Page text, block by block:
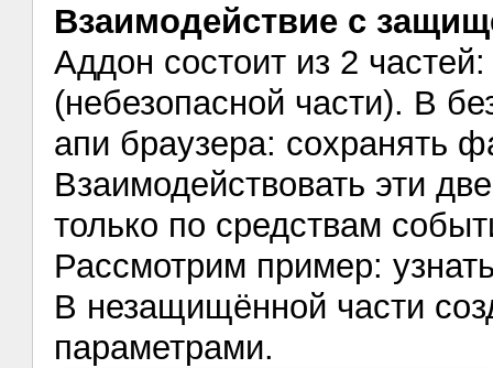
Взаимодействие с
Аддон состоит из 2
(небезопасной части). В
апи браузера: сохранять
Взаимодействовать эти
только по средствам
Рассмотрим пример:
В незащищённой части
параметрами.